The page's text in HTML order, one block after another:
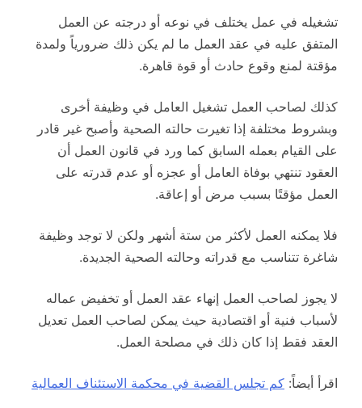
تشغيله في عمل يختلف في نوعه أو درجته عن العمل
المتفق عليه في عقد العمل ما لم يكن ذلك ضرورياً ولمدة
مؤقتة لمنع وقوع حادث أو قوة قاهرة.
كذلك لصاحب العمل تشغيل العامل في وظيفة أخرى
وبشروط مختلفة إذا تغيرت حالته الصحية وأصبح غير قادر
على القيام بعمله السابق كما ورد في قانون العمل أن
العقود تنتهي بوفاة العامل أو عجزه أو عدم قدرته على
العمل مؤقتًا بسبب مرض أو إعاقة.
فلا يمكنه العمل لأكثر من ستة أشهر ولكن لا توجد وظيفة
شاغرة تتناسب مع قدراته وحالته الصحية الجديدة.
لا يجوز لصاحب العمل إنهاء عقد العمل أو تخفيض عماله
لأسباب فنية أو اقتصادية حيث يمكن لصاحب العمل تعديل
العقد فقط إذا كان ذلك في مصلحة العمل.
اقرأ أيضاً: كم تجلس القضية في محكمة الاستئناف العمالية